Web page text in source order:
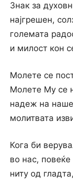
Знак за
најгрешен,
големата
и милост кон
Молете се
Молете Му се
надеж на
молитвата
Кога би
во нас,
ниту од